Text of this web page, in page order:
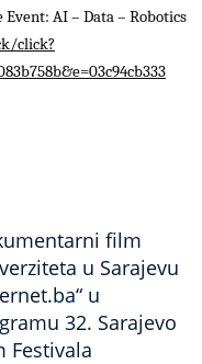
AI – Data – Robotics
click?
film
u Sarajevu
u
32. Sarajevo
Festivala